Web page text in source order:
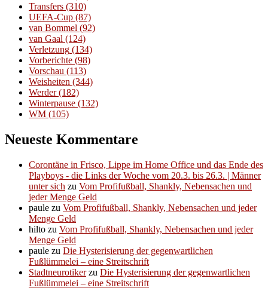
Transfers (310)
UEFA-Cup (87)
van Bommel (92)
van Gaal (124)
Verletzung (134)
Vorberichte (98)
Vorschau (113)
Weisheiten (344)
Werder(182)
Winterpause (132)
WM (105)
Neueste Kommentare
Corontäne in Frisco, Lippe im Home Office und das Ende des
Playboys - die Links der Woche vom 20.3. bis 26.3. | Männer
unter sich zu Vom Profifußball, Shankly, Nebensachen und
jeder Menge Geld
paule zu Vom Profifußball, Shankly, Nebensachen und jeder
Menge Geld
hilto zu Vom Profifußball, Shankly, Nebensachen und jeder
Menge Geld
paule zu Die Hysterisierung der gegenwartlichen
Fußlümmelei – eine Streitschrift
Stadtneurotikerzu Die Hysterisierung der gegenwartlichen
Fußlümmelei – eine Streitschrift